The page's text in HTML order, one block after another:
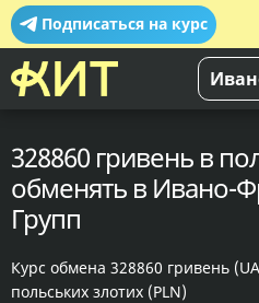
Подписаться на курс
328860 гривень в
обменять в Ивано-
Групп
Курс обмена 328860 гривень
польських злотих (PLN)